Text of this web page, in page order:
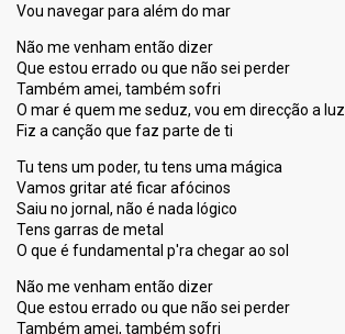
Vou navegar para além do mar
Não me venham então dizer
Que estou errado ou que não sei perder
Também amei, também sofri
O mar é quem me seduz, vou em direcção a luz
Fiz a canção que faz parte de ti
Tu tens um poder, tu tens uma mágica
Vamos gritar até ficar afócinos
Saiu no jornal, não é nada lógico
Tens garras de metal
O que é fundamental p'ra chegar ao sol
Não me venham então dizer
Que estou errado ou que não sei perder
Também amei, também sofri